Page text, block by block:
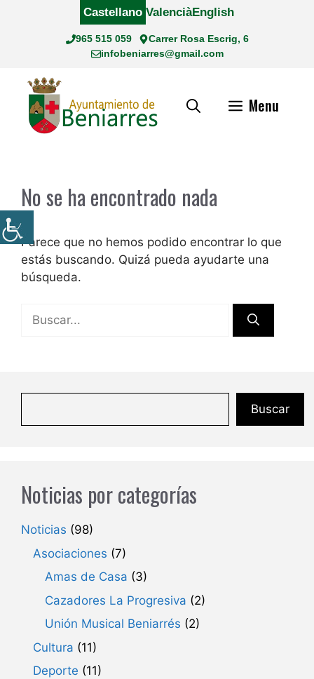
965 515 059
Carrer Rosa Escrig, 6
infobeniarres@gmail.com
Castellano ValenciàEnglish
Menu
No se ha encontrado nada
Parece que no hemos podido encontrar lo que
estás buscando. Quizá pueda ayudarte una
búsqueda.
Buscar:
Buscar
Noticias por categorías
Noticias (98)
Asociaciones (7)
Amas de Casa (3)
Cazadores La Progresiva (2)
Unión Musical Beniarrés (2)
Cultura (11)
Deporte (11)